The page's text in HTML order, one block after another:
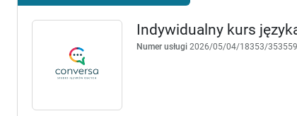
Indywidualny kurs
Numer usługi 2026/05/04/18353/